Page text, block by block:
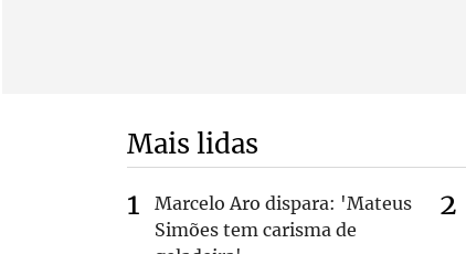
Mais lidas
Marcelo Aro dispara: 'Mateus
Simões tem carisma de